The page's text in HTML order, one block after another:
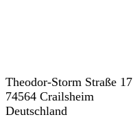
Theodor-Storm Straße 17
74564 Crailsheim
Deutschland